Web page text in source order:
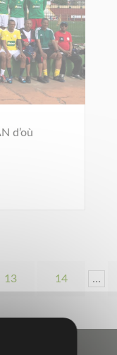
d’où
13 14
…